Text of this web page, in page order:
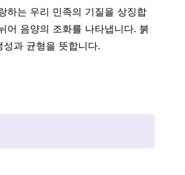
하는 우리 민족의 기질을 상징합
어 음양의 조화를 나타냅니다. 붉
과 균형을 뜻합니다.